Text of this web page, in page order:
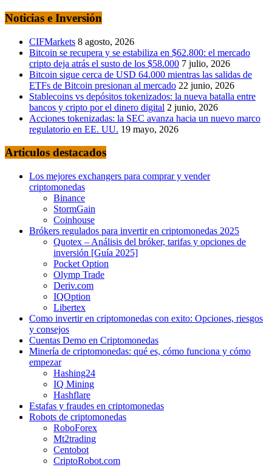
Noticias e Inversión
CIFMarkets 8 agosto, 2026
Bitcoin se recupera y se estabiliza en $62.800: el mercado
cripto deja atrás el susto de los $58.000 7 julio, 2026
Bitcoin sigue cerca de USD 64.000 mientras las salidas de
ETFs de Bitcoin presionan al mercado 22 junio, 2026
Stablecoins vs depósitos tokenizados: la nueva batalla entre
bancos y cripto por el dinero digital 2 junio, 2026
Acciones tokenizadas: la SEC avanza hacia un nuevo marco
regulatorio en EE. UU. 19 mayo, 2026
Articulos destacados
Los mejores exchangers para comprar y vender
criptomonedas
Binance
StormGain
Coinhouse
Brókers regulados para invertir en criptomonedas 2025
Quotex – Análisis del bróker, tarifas y opciones de
inversión [Guía 2025]
Pocket Option
Olymp Trade
Deriv.com
IQOption
Libertex
Como invertir en criptomonedas con exito: Opciones, riesgos
y consejos
Cuentas Demo en Criptomonedas
Minería de criptomonedas: qué es, cómo funciona y cómo
empezar
Hashing24
IQ Mining
Hashflare
Estafas y fraudes en criptomonedas
Robots de criptomonedas
RoboForex
Mt2trading
Centobot
CriptoRobot.com